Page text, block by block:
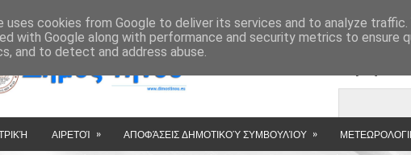
ΔΉΜΟΣ ΤΉΝΟΥ » » »
ΑΙΡΕΤΟΊ » ΑΠΟΦΆΣΕΙΣ ΔΗΜΟΤΙΚΟΎ ΣΥΜΒΟΥΛΊΟΥ »
uses cookies from Google to deliver its services and to analyze traffic.
with Google along with performance and security metrics to ensure
and to detect and address abuse.